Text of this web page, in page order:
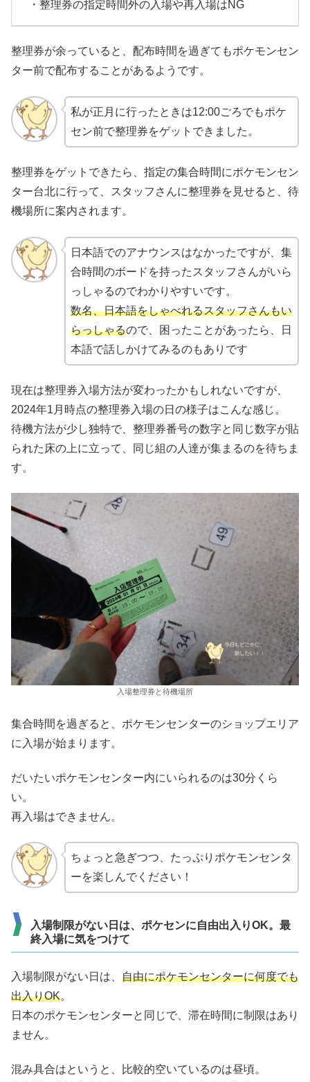
・整理券の指定時間外の入場や再入場はNG
整理券が余っていると、配布時間を過ぎてもポケモンセン
ター前で配布することがあるようです。
私が正月に行ったときは12:00ごろでもポケ
セン前で整理券をゲットできました。
整理券をゲットできたら、指定の集合時間にポケモンセン
ター台北に行って、スタッフさんに整理券を見せると、待
機場所に案内されます。
日本語でのアナウンスはなかったですが、集
合時間のボードを持ったスタッフさんがいら
っしゃるのでわかりやすいです。
数名、日本語をしゃべれるスタッフさんもい
らっしゃるので、困ったことがあったら、日
本語で話しかけてみるのもありです
現在は整理券入場方法が変わったかもしれないですが、
2024年1月時点の整理券入場の日の様子はこんな感じ。
待機方法が少し独特で、整理券番号の数字と同じ数字が貼
られた床の上に立って、同じ組の人達が集まるのを待ちま
す。
入場整理券と待機場所
集合時間を過ぎると、ポケモンセンターのショップエリア
に入場が始まります。
だいたいポケモンセンター内にいられるのは30分くら
い。
再入場はできません。
ちょっと急ぎつつ、たっぷりポケモンセンタ
ーを楽しんでください！
入場制限がない日は、ポケセンに自由出入りOK。最
終入場に気をつけて
入場制限がない日は、 自由にポケモンセンターに何度でも
出入りOK。
日本のポケモンセンターと同じで、滞在時間に制限はあり
ません。
混み具合はというと、比較的空いているのは昼頃。